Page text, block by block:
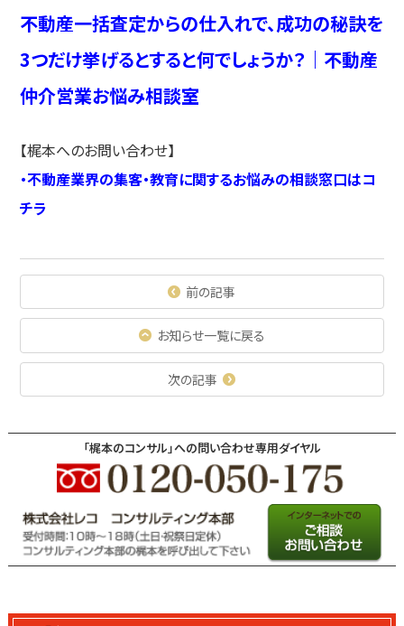
不動産一括査定からの仕入れで、成功の秘訣を
3つだけ挙げるとすると何でしょうか？｜不動産
仲介営業お悩み相談室
【梶本へのお問い合わせ】
・不動産業界の集客・教育に関するお悩みの相談窓口はコ
チラ
前の記事
お知らせ一覧に戻る
次の記事
「梶本のコンサル」への問い合わせ専用ダイヤル